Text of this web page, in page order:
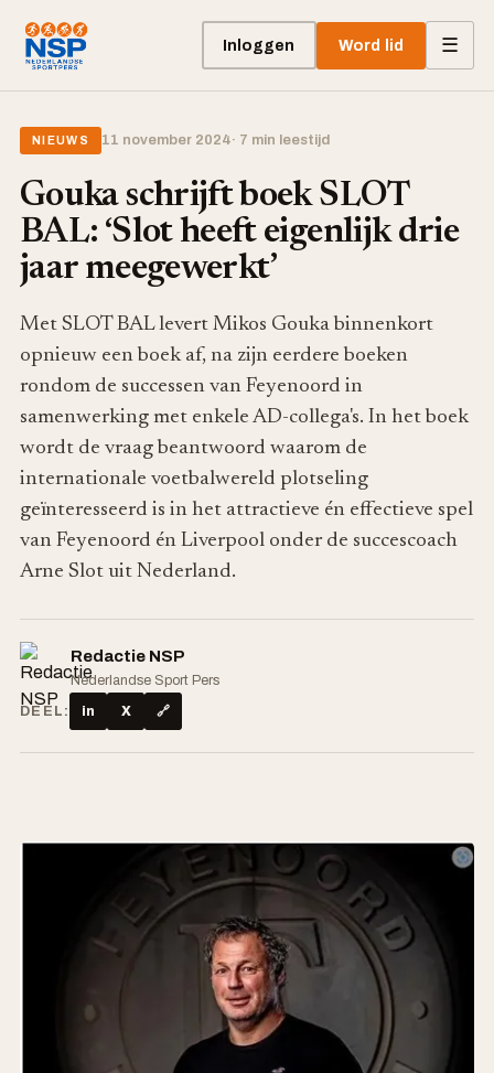
Inloggen Word lid ☰
NIEUWS 11 november 2024· 7 min leestijd
Gouka schrijft boek SLOT
BAL: ‘Slot heeft eigenlijk drie
jaar meegewerkt’
Met SLOT BAL levert Mikos Gouka binnenkort
opnieuw een boek af, na zijn eerdere boeken
rondom de successen van Feyenoord in
samenwerking met enkele AD-collega's. In het boek
wordt de vraag beantwoord waarom de
internationale voetbalwereld plotseling
geïnteresseerd is in het attractieve én effectieve spel
van Feyenoord én Liverpool onder de succescoach
Arne Slot uit Nederland.
Redactie NSP
Nederlandse Sport Pers
DEEL:
in X 🔗